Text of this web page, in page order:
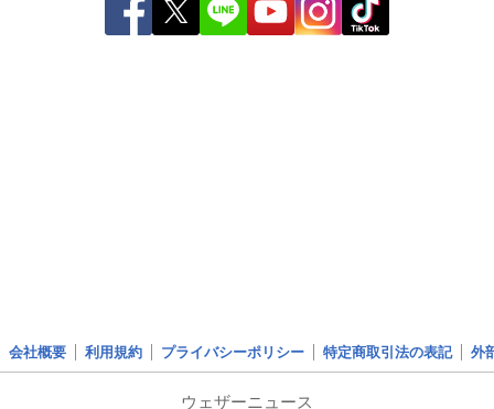
会社概要 利用規約 プライバシーポリシー 特定商取引法の表記 外
ウェザーニュース